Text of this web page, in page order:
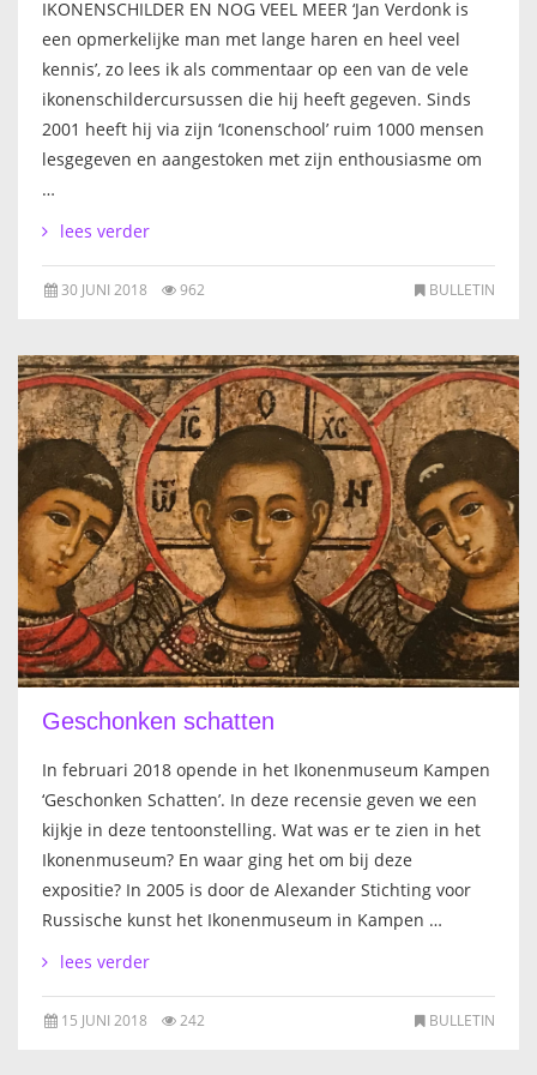
IKONEN, EEN INTRODUCTIE
EXPOSITIES
MATERIALEN
DOEN OF LATEN
ENGLISH
FRANÇAIS
IKONENSCHILDER EN NOG VEEL MEER ‘Jan Verdonk is
een opmerkelijke man met lange haren en heel veel
kennis’, zo lees ik als commentaar op een van de vele
ikonenschildercursussen die hij heeft gegeven. Sinds
2001 heeft hij via zijn ‘Iconenschool’ ruim 1000 mensen
lesgegeven en aangestoken met zijn enthousiasme om
…
lees verder
BULLETIN
30 JUNI 2018 962
Geschonken schatten
In februari 2018 opende in het Ikonenmuseum Kampen
‘Geschonken Schatten’. In deze recensie geven we een
kijkje in deze tentoonstelling. Wat was er te zien in het
Ikonenmuseum? En waar ging het om bij deze
expositie? In 2005 is door de Alexander Stichting voor
Russische kunst het Ikonenmuseum in Kampen …
lees verder
BULLETIN
15 JUNI 2018 242